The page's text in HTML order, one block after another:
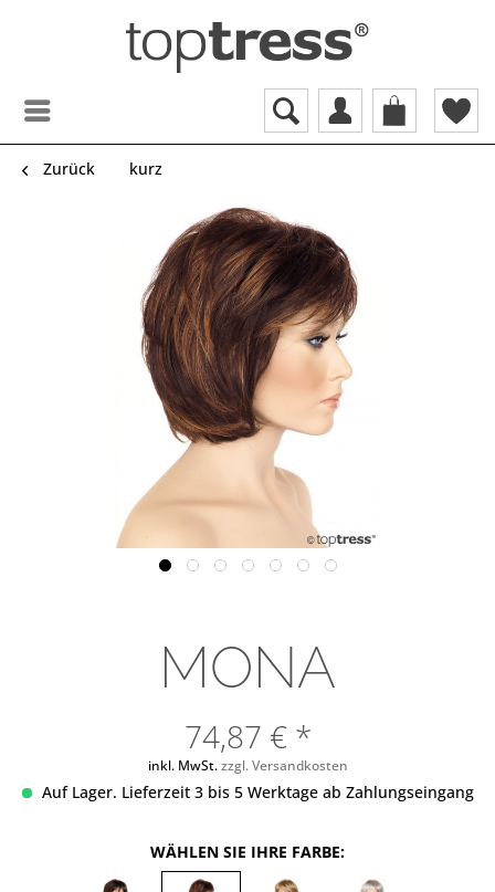
Zurück kurz
MONA
74,87 € *
inkl. MwSt.zzgl. Versandkosten
Auf Lager. Lieferzeit 3 bis 5 Werktage ab Zahlungseingang
WÄHLEN SIE IHRE FARBE: